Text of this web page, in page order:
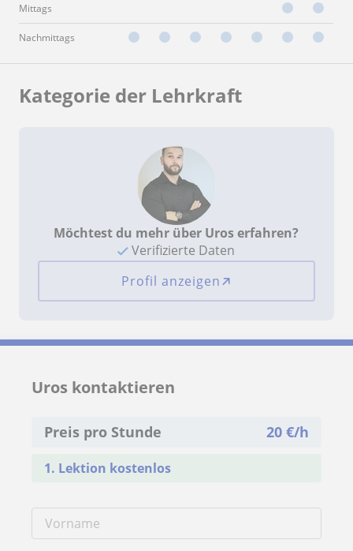
Mittags
Nachmittags
Kategorie der Lehrkraft
Möchtest du mehr über Uros erfahren?
Verifizierte Daten
Profil anzeigen
Uros kontaktieren
Preis pro Stunde 20€/h
1. Lektion kostenlos